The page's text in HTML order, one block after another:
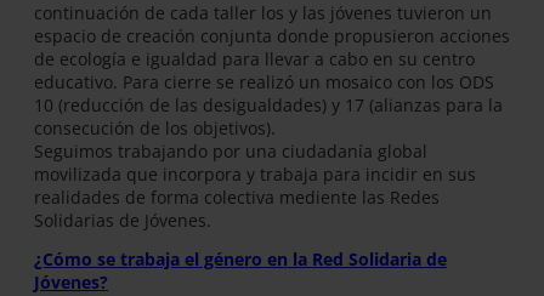
continuación de cada taller los y las jóvenes tuvieron un
espacio de creación conjunta donde propusieron acciones
de ecología e igualdad para llevar a cabo en su centro
educativo. Para cierre se realizó un mosaico con los ODS
10 (reducción de las desigualdades) y 17 (alianzas para la
consecución de los objetivos).
Seguimos trabajando por una ciudadanía global
movilizada que incorpora y trabaja para incidir en sus
realidades de forma colectiva mediente las Redes
Solidarias de Jóvenes.
¿Cómo se trabaja el género en la Red Solidaria de
Jóvenes?